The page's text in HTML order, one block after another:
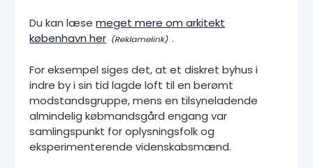
Du kan læsemeget mere om arkitekt
københavn her
.
For eksempel siges det, at et diskret byhus i
indre by i sin tid lagde loft til en berømt
modstandsgruppe, mens en tilsyneladende
almindelig købmandsgård engang var
samlingspunkt for oplysningsfolk og
eksperimenterende videnskabsmænd.